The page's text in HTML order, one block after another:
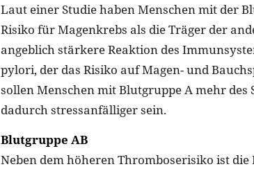
Laut einer Studie haben Menschen mit der
Risiko für Magenkrebs als die Träger der
angeblich stärkere Reaktion des
pylori, der das Risiko auf Magen- und
sollen Menschen mit Blutgruppe A mehr
dadurch stressanfälliger sein.
Blutgruppe AB
Neben dem höheren Thromboserisiko ist